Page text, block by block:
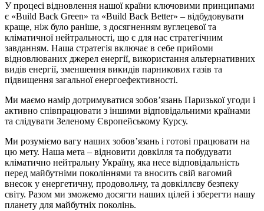
У процесі відновлення нашої країни ключовими принципами
є «Build Back Green» та «Build Back Better» – відбудовувати
краще, ніж було раніше, з досягненням вуглецевої та
кліматичної нейтральності, що є для нас стратегічним
завданням. Наша стратегія включає в себе прийоми
відновлюваних джерел енергії, використання альтернативних
видів енергії, зменшення викидів парникових газів та
підвищення загальної енергоефективності.
Ми маємо намір дотримуватися зобов’язань Паризької угоди і
активно співпрацювати з іншими відповідальними країнами
та слідувати Зеленому Європейському Курсу.
Ми розуміємо вагу наших зобов’язань і готові працювати на
цю мету. Наша мета – відновити довкілля та побудувати
кліматично нейтральну Україну, яка несе відповідальність
перед майбутніми поколіннями та вносить свій вагомий
внесок у енергетичну, продовольчу, та довкіллєву безпеку
світу. Разом ми зможемо досягти наших цілей і зберегти нашу
планету для майбутніх поколінь.